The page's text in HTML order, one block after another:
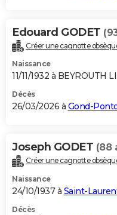
Edouard GODET
Créer une cagnotte
Naissance
11/11/1932 à BEYROUTH
Décès
26/03/2026 à Gond-
Joseph GODET (88
Créer une cagnotte
Naissance
24/10/1937 à Saint-
Décès